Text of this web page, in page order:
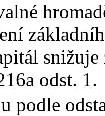
odst. 1.
podle